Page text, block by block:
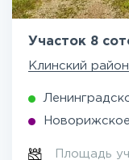
Участок 8
Клинский район
Площадь